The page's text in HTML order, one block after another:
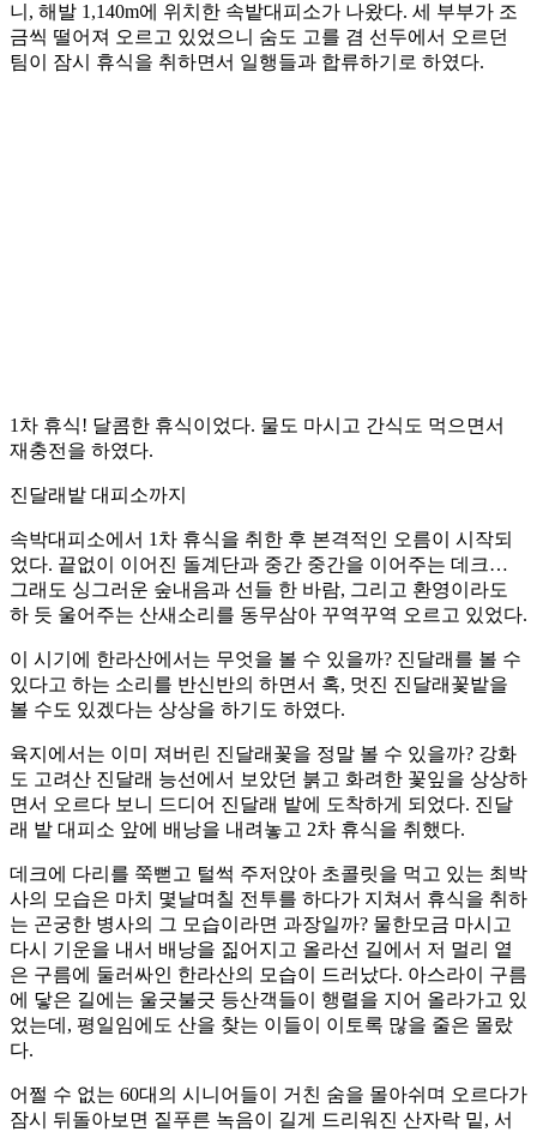
니, 해발 1,140m에 위치한 속밭대피소가 나왔다. 세 부부가 조
금씩 떨어져 오르고 있었으니 숨도 고를 겸 선두에서 오르던
팀이 잠시 휴식을 취하면서 일행들과 합류하기로 하였다.
1차 휴식! 달콤한 휴식이었다. 물도 마시고 간식도 먹으면서
재충전을 하였다.
진달래밭 대피소까지
속박대피소에서 1차 휴식을 취한 후 본격적인 오름이 시작되
었다. 끝없이 이어진 돌계단과 중간 중간을 이어주는 데크…
그래도 싱그러운 숲내음과 선들 한 바람, 그리고 환영이라도
하 듯 울어주는 산새소리를 동무삼아 꾸역꾸역 오르고 있었다.
이 시기에 한라산에서는 무엇을 볼 수 있을까? 진달래를 볼 수
있다고 하는 소리를 반신반의 하면서 혹, 멋진 진달래꽃밭을
볼 수도 있겠다는 상상을 하기도 하였다.
육지에서는 이미 져버린 진달래꽃을 정말 볼 수 있을까? 강화
도 고려산 진달래 능선에서 보았던 붉고 화려한 꽃잎을 상상하
면서 오르다 보니 드디어 진달래 밭에 도착하게 되었다. 진달
래 밭 대피소 앞에 배낭을 내려놓고 2차 휴식을 취했다.
데크에 다리를 쭉뻗고 털썩 주저앉아 초콜릿을 먹고 있는 최박
사의 모습은 마치 몇날며칠 전투를 하다가 지쳐서 휴식을 취하
는 곤궁한 병사의 그 모습이라면 과장일까? 물한모금 마시고
다시 기운을 내서 배낭을 짊어지고 올라선 길에서 저 멀리 옅
은 구름에 둘러싸인 한라산의 모습이 드러났다. 아스라이 구름
에 닿은 길에는 울긋불긋 등산객들이 행렬을 지어 올라가고 있
었는데, 평일임에도 산을 찾는 이들이 이토록 많을 줄은 몰랐
다.
어쩔 수 없는 60대의 시니어들이 거친 숨을 몰아쉬며 오르다가
잠시 뒤돌아보면 짙푸른 녹음이 길게 드리워진 산자락 밑, 서